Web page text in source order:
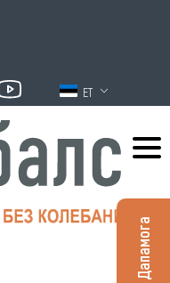
ET
Дапамога